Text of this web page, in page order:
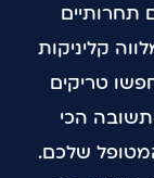
תחרותיים
קליניקות
טריקים
הכי
שלכם.